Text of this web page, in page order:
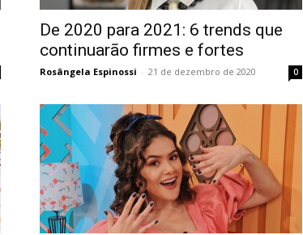
De 2020 para 2021: 6 trends que
continuarão firmes e fortes
Rosângela Espinossi - 21 de dezembro de 2020 0